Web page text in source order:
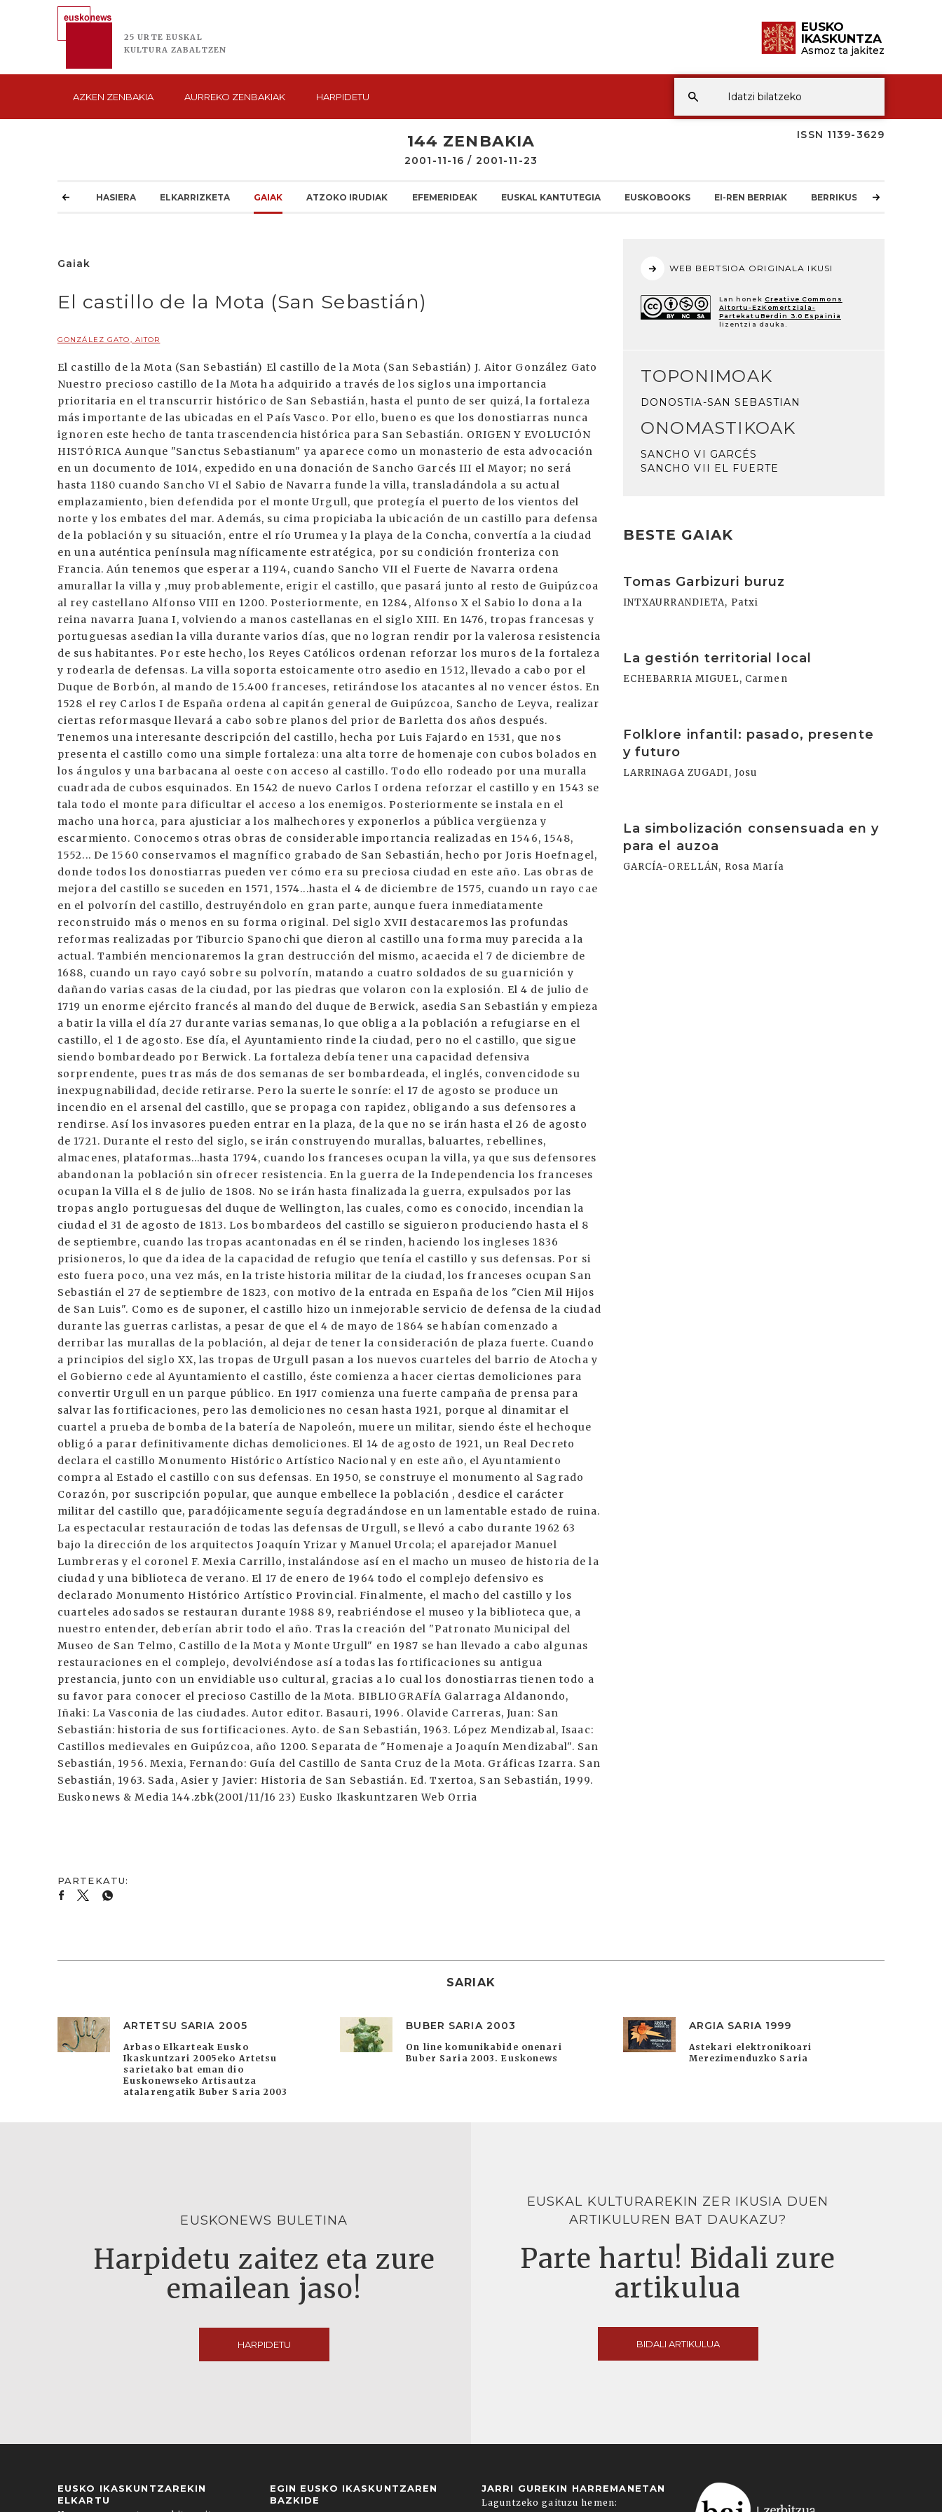
25 URTE EUSKAL
KULTURA ZABALTZEN
EUSKO
IKASKUNTZA
Asmoz ta jakitez
AZKEN ZENBAKIA AURREKO ZENBAKIAK HARPIDETU
ISSN 1139-3629
144 ZENBAKIA
2001-11-16 / 2001-11-23
HASIERA ELKARRIZKETA GAIAK ATZOKO IRUDIAK EFEMERIDEAK EUSKAL KANTUTEGIA EUSKOBOOKS EI-REN BERRIAK BERRIKUSKETAK
Gaiak
El castillo de la Mota (San Sebastián)
GONZÁLEZ GATO, AITOR
El castillo de la Mota (San Sebastián) El castillo de la Mota (San Sebastián) J. Aitor González Gato
Nuestro precioso castillo de la Mota ha adquirido a través de los siglos una importancia
prioritaria en el transcurrir histórico de San Sebastián, hasta el punto de ser quizá, la fortaleza
más importante de las ubicadas en el País Vasco. Por ello, bueno es que los donostiarras nunca
ignoren este hecho de tanta trascendencia histórica para San Sebastián. ORIGEN Y EVOLUCIÓN
HISTÓRICA Aunque "Sanctus Sebastianum" ya aparece como un monasterio de esta advocación
en un documento de 1014, expedido en una donación de Sancho Garcés III el Mayor; no será
hasta 1180 cuando Sancho VI el Sabio de Navarra funde la villa, transladándola a su actual
emplazamiento, bien defendida por el monte Urgull, que protegía el puerto de los vientos del
norte y los embates del mar. Además, su cima propiciaba la ubicación de un castillo para defensa
de la población y su situación, entre el río Urumea y la playa de la Concha, convertía a la ciudad
en una auténtica península magníficamente estratégica, por su condición fronteriza con
Francia. Aún tenemos que esperar a 1194, cuando Sancho VII el Fuerte de Navarra ordena
amurallar la villa y ,muy probablemente, erigir el castillo, que pasará junto al resto de Guipúzcoa
al rey castellano Alfonso VIII en 1200. Posteriormente, en 1284, Alfonso X el Sabio lo dona a la
reina navarra Juana I, volviendo a manos castellanas en el siglo XIII. En 1476, tropas francesas y
portuguesas asedian la villa durante varios días, que no logran rendir por la valerosa resistencia
de sus habitantes. Por este hecho, los Reyes Católicos ordenan reforzar los muros de la fortaleza
y rodearla de defensas. La villa soporta estoicamente otro asedio en 1512, llevado a cabo por el
Duque de Borbón, al mando de 15.400 franceses, retirándose los atacantes al no vencer éstos. En
1528 el rey Carlos I de España ordena al capitán general de Guipúzcoa, Sancho de Leyva, realizar
ciertas reformasque llevará a cabo sobre planos del prior de Barletta dos años después.
Tenemos una interesante descripción del castillo, hecha por Luis Fajardo en 1531, que nos
presenta el castillo como una simple fortaleza: una alta torre de homenaje con cubos bolados en
los ángulos y una barbacana al oeste con acceso al castillo. Todo ello rodeado por una muralla
cuadrada de cubos esquinados. En 1542 de nuevo Carlos I ordena reforzar el castillo y en 1543 se
tala todo el monte para dificultar el acceso a los enemigos. Posteriormente se instala en el
macho una horca, para ajusticiar a los malhechores y exponerlos a pública vergüenza y
escarmiento. Conocemos otras obras de considerable importancia realizadas en 1546, 1548,
1552... De 1560 conservamos el magnífico grabado de San Sebastián, hecho por Joris Hoefnagel,
donde todos los donostiarras pueden ver cómo era su preciosa ciudad en este año. Las obras de
mejora del castillo se suceden en 1571, 1574...hasta el 4 de diciembre de 1575, cuando un rayo cae
en el polvorín del castillo, destruyéndolo en gran parte, aunque fuera inmediatamente
reconstruido más o menos en su forma original. Del siglo XVII destacaremos las profundas
reformas realizadas por Tiburcio Spanochi que dieron al castillo una forma muy parecida a la
actual. También mencionaremos la gran destrucción del mismo, acaecida el 7 de diciembre de
1688, cuando un rayo cayó sobre su polvorín, matando a cuatro soldados de su guarnición y
dañando varias casas de la ciudad, por las piedras que volaron con la explosión. El 4 de julio de
1719 un enorme ejército francés al mando del duque de Berwick, asedia San Sebastián y empieza
a batir la villa el día 27 durante varias semanas, lo que obliga a la población a refugiarse en el
castillo, el 1 de agosto. Ese día, el Ayuntamiento rinde la ciudad, pero no el castillo, que sigue
siendo bombardeado por Berwick. La fortaleza debía tener una capacidad defensiva
sorprendente, pues tras más de dos semanas de ser bombardeada, el inglés, convencidode su
inexpugnabilidad, decide retirarse. Pero la suerte le sonríe: el 17 de agosto se produce un
incendio en el arsenal del castillo, que se propaga con rapidez, obligando a sus defensores a
rendirse. Así los invasores pueden entrar en la plaza, de la que no se irán hasta el 26 de agosto
de 1721. Durante el resto del siglo, se irán construyendo murallas, baluartes, rebellines,
almacenes, plataformas...hasta 1794, cuando los franceses ocupan la villa, ya que sus defensores
abandonan la población sin ofrecer resistencia. En la guerra de la Independencia los franceses
ocupan la Villa el 8 de julio de 1808. No se irán hasta finalizada la guerra, expulsados por las
tropas anglo portuguesas del duque de Wellington, las cuales, como es conocido, incendian la
ciudad el 31 de agosto de 1813. Los bombardeos del castillo se siguieron produciendo hasta el 8
de septiembre, cuando las tropas acantonadas en él se rinden, haciendo los ingleses 1836
prisioneros, lo que da idea de la capacidad de refugio que tenía el castillo y sus defensas. Por si
esto fuera poco, una vez más, en la triste historia militar de la ciudad, los franceses ocupan San
Sebastián el 27 de septiembre de 1823, con motivo de la entrada en España de los "Cien Mil Hijos
de San Luis". Como es de suponer, el castillo hizo un inmejorable servicio de defensa de la ciudad
durante las guerras carlistas, a pesar de que el 4 de mayo de 1864 se habían comenzado a
derribar las murallas de la población, al dejar de tener la consideración de plaza fuerte. Cuando
a principios del siglo XX, las tropas de Urgull pasan a los nuevos cuarteles del barrio de Atocha y
el Gobierno cede al Ayuntamiento el castillo, éste comienza a hacer ciertas demoliciones para
convertir Urgull en un parque público. En 1917 comienza una fuerte campaña de prensa para
salvar las fortificaciones, pero las demoliciones no cesan hasta 1921, porque al dinamitar el
cuartel a prueba de bomba de la batería de Napoleón, muere un militar, siendo éste el hechoque
obligó a parar definitivamente dichas demoliciones. El 14 de agosto de 1921, un Real Decreto
declara el castillo Monumento Histórico Artístico Nacional y en este año, el Ayuntamiento
compra al Estado el castillo con sus defensas. En 1950, se construye el monumento al Sagrado
Corazón, por suscripción popular, que aunque embellece la población , desdice el carácter
militar del castillo que, paradójicamente seguía degradándose en un lamentable estado de ruina.
La espectacular restauración de todas las defensas de Urgull, se llevó a cabo durante 1962 63
bajo la dirección de los arquitectos Joaquín Yrizar y Manuel Urcola; el aparejador Manuel
Lumbreras y el coronel F. Mexia Carrillo, instalándose así en el macho un museo de historia de la
ciudad y una biblioteca de verano. El 17 de enero de 1964 todo el complejo defensivo es
declarado Monumento Histórico Artístico Provincial. Finalmente, el macho del castillo y los
cuarteles adosados se restauran durante 1988 89, reabriéndose el museo y la biblioteca que, a
nuestro entender, deberían abrir todo el año. Tras la creación del "Patronato Municipal del
Museo de San Telmo, Castillo de la Mota y Monte Urgull" en 1987 se han llevado a cabo algunas
restauraciones en el complejo, devolviéndose así a todas las fortificaciones su antigua
prestancia, junto con un envidiable uso cultural, gracias a lo cual los donostiarras tienen todo a
su favor para conocer el precioso Castillo de la Mota. BIBLIOGRAFÍA Galarraga Aldanondo,
Iñaki: La Vasconia de las ciudades. Autor editor. Basauri, 1996. Olavide Carreras, Juan: San
Sebastián: historia de sus fortificaciones. Ayto. de San Sebastián, 1963. López Mendizabal, Isaac:
Castillos medievales en Guipúzcoa, año 1200. Separata de "Homenaje a Joaquín Mendizabal". San
Sebastián, 1956. Mexia, Fernando: Guía del Castillo de Santa Cruz de la Mota. Gráficas Izarra. San
Sebastián, 1963. Sada, Asier y Javier: Historia de San Sebastián. Ed. Txertoa, San Sebastián, 1999.
Euskonews & Media 144.zbk(2001/11/16 23) Eusko Ikaskuntzaren Web Orria
WEB BERTSIOA ORIGINALA IKUSI
Lan honek Creative Commons
Aitortu-EzKomertziala-
PartekatuBerdin 3.0 Espainia
lizentzia dauka.
TOPONIMOAK
DONOSTIA-SAN SEBASTIAN
ONOMASTIKOAK
SANCHO VI GARCÉS
SANCHO VII EL FUERTE
BESTE GAIAK
Tomas Garbizuri buruz
INTXAURRANDIETA, Patxi
La gestión territorial local
ECHEBARRIA MIGUEL, Carmen
Folklore infantil: pasado, presente
y futuro
LARRINAGA ZUGADI, Josu
La simbolización consensuada en y
para el auzoa
GARCÍA-ORELLÁN, Rosa María
SARIAK
ARTETSU SARIA 2005
Arbaso Elkarteak Eusko
Ikaskuntzari 2005eko Artetsu
sarietako bat eman dio
Euskonewseko Artisautza
atalarengatik Buber Saria 2003
BUBER SARIA 2003
On line komunikabide onenari
Buber Saria 2003. Euskonews
ARGIA SARIA 1999
Astekari elektronikoari
Merezimenduzko Saria
EUSKONEWS BULETINA
Harpidetu zaitez eta zure
emailean jaso!
HARPIDETU
EUSKAL KULTURAREKIN ZER IKUSIA DUEN
ARTIKULUREN BAT DAUKAZU?
Parte hartu! Bidali zure
artikulua
BIDALI ARTIKULUA
EUSKO IKASKUNTZAREKIN
ELKARTU
EGIN EUSKO IKASKUNTZAREN
BAZKIDE
JARRI GUREKIN HARREMANETAN
Laguntzeko gaituzu hemen: